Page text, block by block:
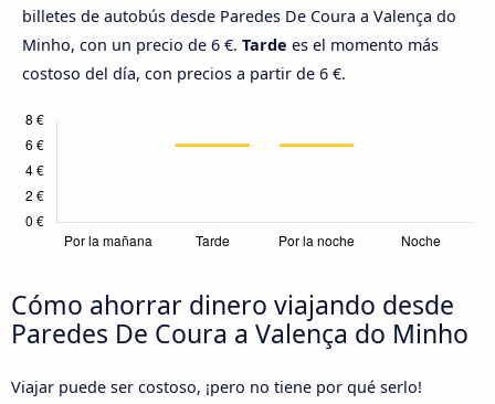
billetes de autobús desde Paredes De Coura a Valença do
Minho, con un precio de 6 €. Tarde es el momento más
costoso del día, con precios a partir de 6 €.
Cómo ahorrar dinero viajando desde
Paredes De Coura a Valença do Minho
Viajar puede ser costoso, ¡pero no tiene por qué serlo!